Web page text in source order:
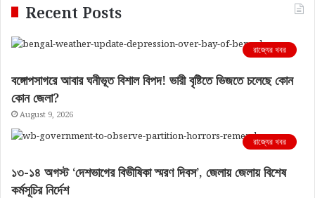
Recent Posts
রাজ্যের খবর
বঙ্গোপসাগরে আবার ঘনীভূত বিশাল বিপদ! ভারী বৃষ্টিতে ভিজতে চলেছে কোন
কোন জেলা?
August 9, 2026
রাজ্যের খবর
১৩-১৪ অগস্ট ‘দেশভাগের বিভীষিকা স্মরণ দিবস’, জেলায় জেলায় বিশেষ
কর্মসূচির নির্দেশ